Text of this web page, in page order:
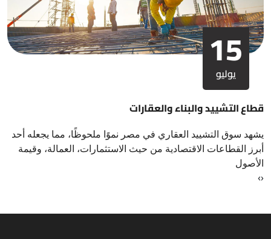
15
يوليو
قطاع التشييد والبناء والعقارات
يشهد سوق التشييد العقاري في مصر نموًا ملحوظًا، مما يجعله أحد
أبرز القطاعات الاقتصادية من حيث الاستثمارات، العمالة، وقيمة
الأصول
‹
›